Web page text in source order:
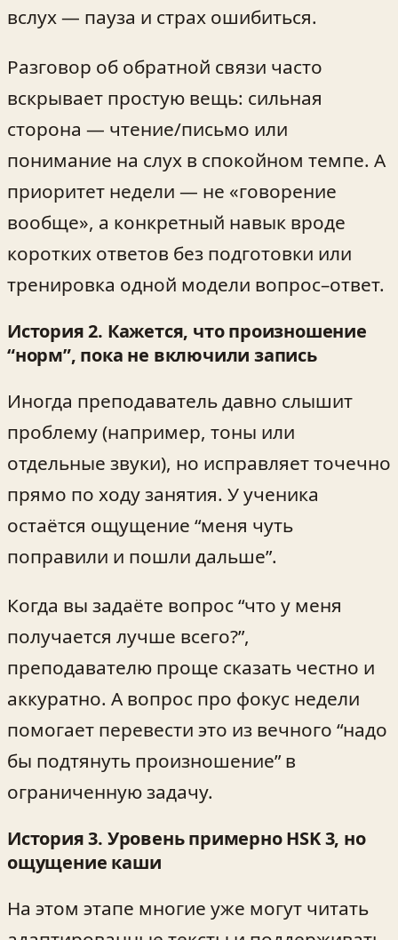
вслух — пауза и страх ошибиться.
Разговор об обратной связи часто
вскрывает простую вещь: сильная
сторона — чтение/письмо или
понимание на слух в спокойном темпе. А
приоритет недели — не «говорение
вообще», а конкретный навык вроде
коротких ответов без подготовки или
тренировка одной модели вопрос–ответ.
История 2. Кажется, что произношение
“норм”, пока не включили запись
Иногда преподаватель давно слышит
проблему (например, тоны или
отдельные звуки), но исправляет точечно
прямо по ходу занятия. У ученика
остаётся ощущение “меня чуть
поправили и пошли дальше”.
Когда вы задаёте вопрос “что у меня
получается лучше всего?”,
преподавателю проще сказать честно и
аккуратно. А вопрос про фокус недели
помогает перевести это из вечного “надо
бы подтянуть произношение” в
ограниченную задачу.
История 3. Уровень примерно HSK 3, но
ощущение каши
На этом этапе многие уже могут читать